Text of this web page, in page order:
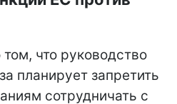
что руководство
планирует запретить
сотрудничать с